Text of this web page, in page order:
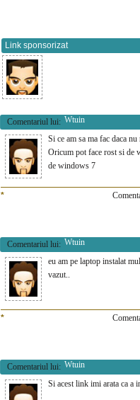
Link sponsorizat
Comentariul lui: Wtuin
Si ce am sa ma fac daca
Oricum pot face rost si de
de windows 7
*
Comentariul lui: Wtuin
eu am pe laptop instalat
vazut..
*
Comentariul lui: Wtuin
Si acest link imi arata ca a